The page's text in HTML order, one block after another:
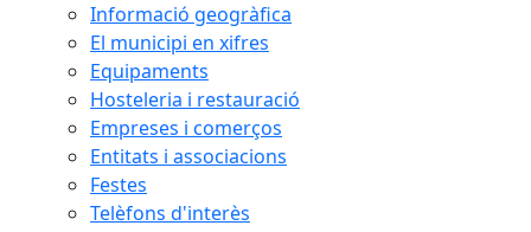
Informació geogràfica
El municipi en xifres
Equipaments
Hosteleria i restauració
Empreses i comerços
Entitats i associacions
Festes
Telèfons d'interès